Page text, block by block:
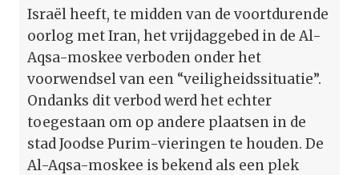
Israël heeft, te midden van de voortdurende
oorlog met Iran, het vrijdaggebed in de Al-
Aqsa-moskee verboden onder het
voorwendsel van een “veiligheidssituatie”.
Ondanks dit verbod werd het echter
toegestaan om op andere plaatsen in de
stad Joodse Purim-vieringen te houden. De
Al-Aqsa-moskee is bekend als een plek